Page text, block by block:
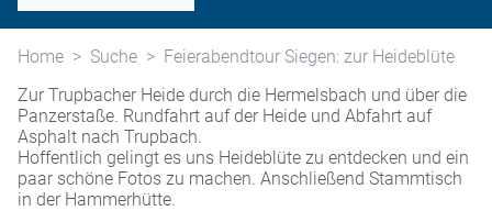
Home Suche
Feierabendtour Siegen: zur Heideblüte
Zur Trupbacher Heide durch die Hermelsbach und über die
Panzerstaße. Rundfahrt auf der Heide und Abfahrt auf
Asphalt nach Trupbach.
Hoffentlich gelingt es uns Heideblüte zu entdecken und ein
paar schöne Fotos zu machen. Anschließend Stammtisch
in der Hammerhütte.